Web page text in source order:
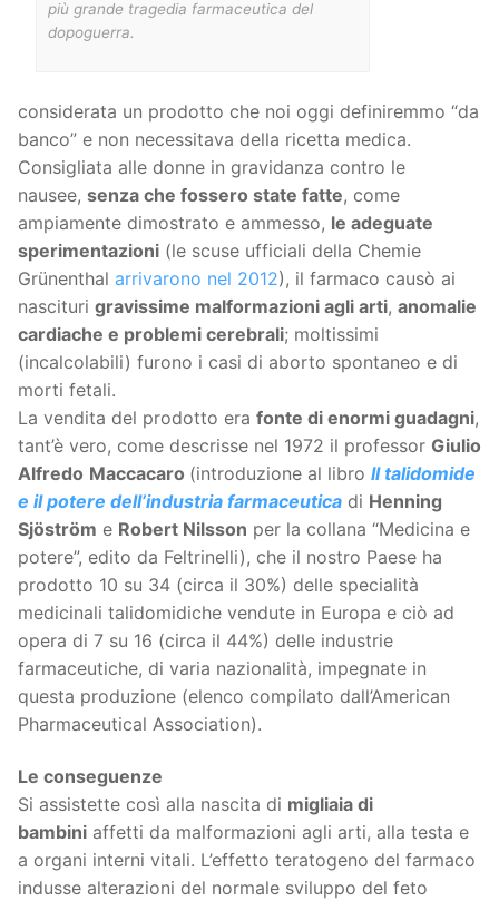
più grande tragedia farmaceutica del
dopoguerra.
considerata un prodotto che noi oggi definiremmo “da
banco” e non necessitava della ricetta medica.
Consigliata alle donne in gravidanza contro le
nausee, senza che fossero state fatte, come
ampiamente dimostrato e ammesso, le adeguate
sperimentazioni (le scuse ufficiali della Chemie
Grünenthal arrivarono nel 2012), il farmaco causò ai
nascituri gravissime malformazioni agli arti, anomalie
cardiache e problemi cerebrali; moltissimi
(incalcolabili) furono i casi di aborto spontaneo e di
morti fetali.
La vendita del prodotto era fonte di enormi guadagni,
tant’è vero, come descrisse nel 1972 il professor Giulio
Alfredo Maccacaro (introduzione al libro Il talidomide
e il potere dell’industria farmaceutica di Henning
Sjöström e Robert Nilsson per la collana “Medicina e
potere”, edito da Feltrinelli), che il nostro Paese ha
prodotto 10 su 34 (circa il 30%) delle specialità
medicinali talidomidiche vendute in Europa e ciò ad
opera di 7 su 16 (circa il 44%) delle industrie
farmaceutiche, di varia nazionalità, impegnate in
questa produzione (elenco compilato dall’American
Pharmaceutical Association).
Le conseguenze
Si assistette così alla nascita di migliaia di
bambini affetti da malformazioni agli arti, alla testa e
a organi interni vitali. L’effetto teratogeno del farmaco
indusse alterazioni del normale sviluppo del feto